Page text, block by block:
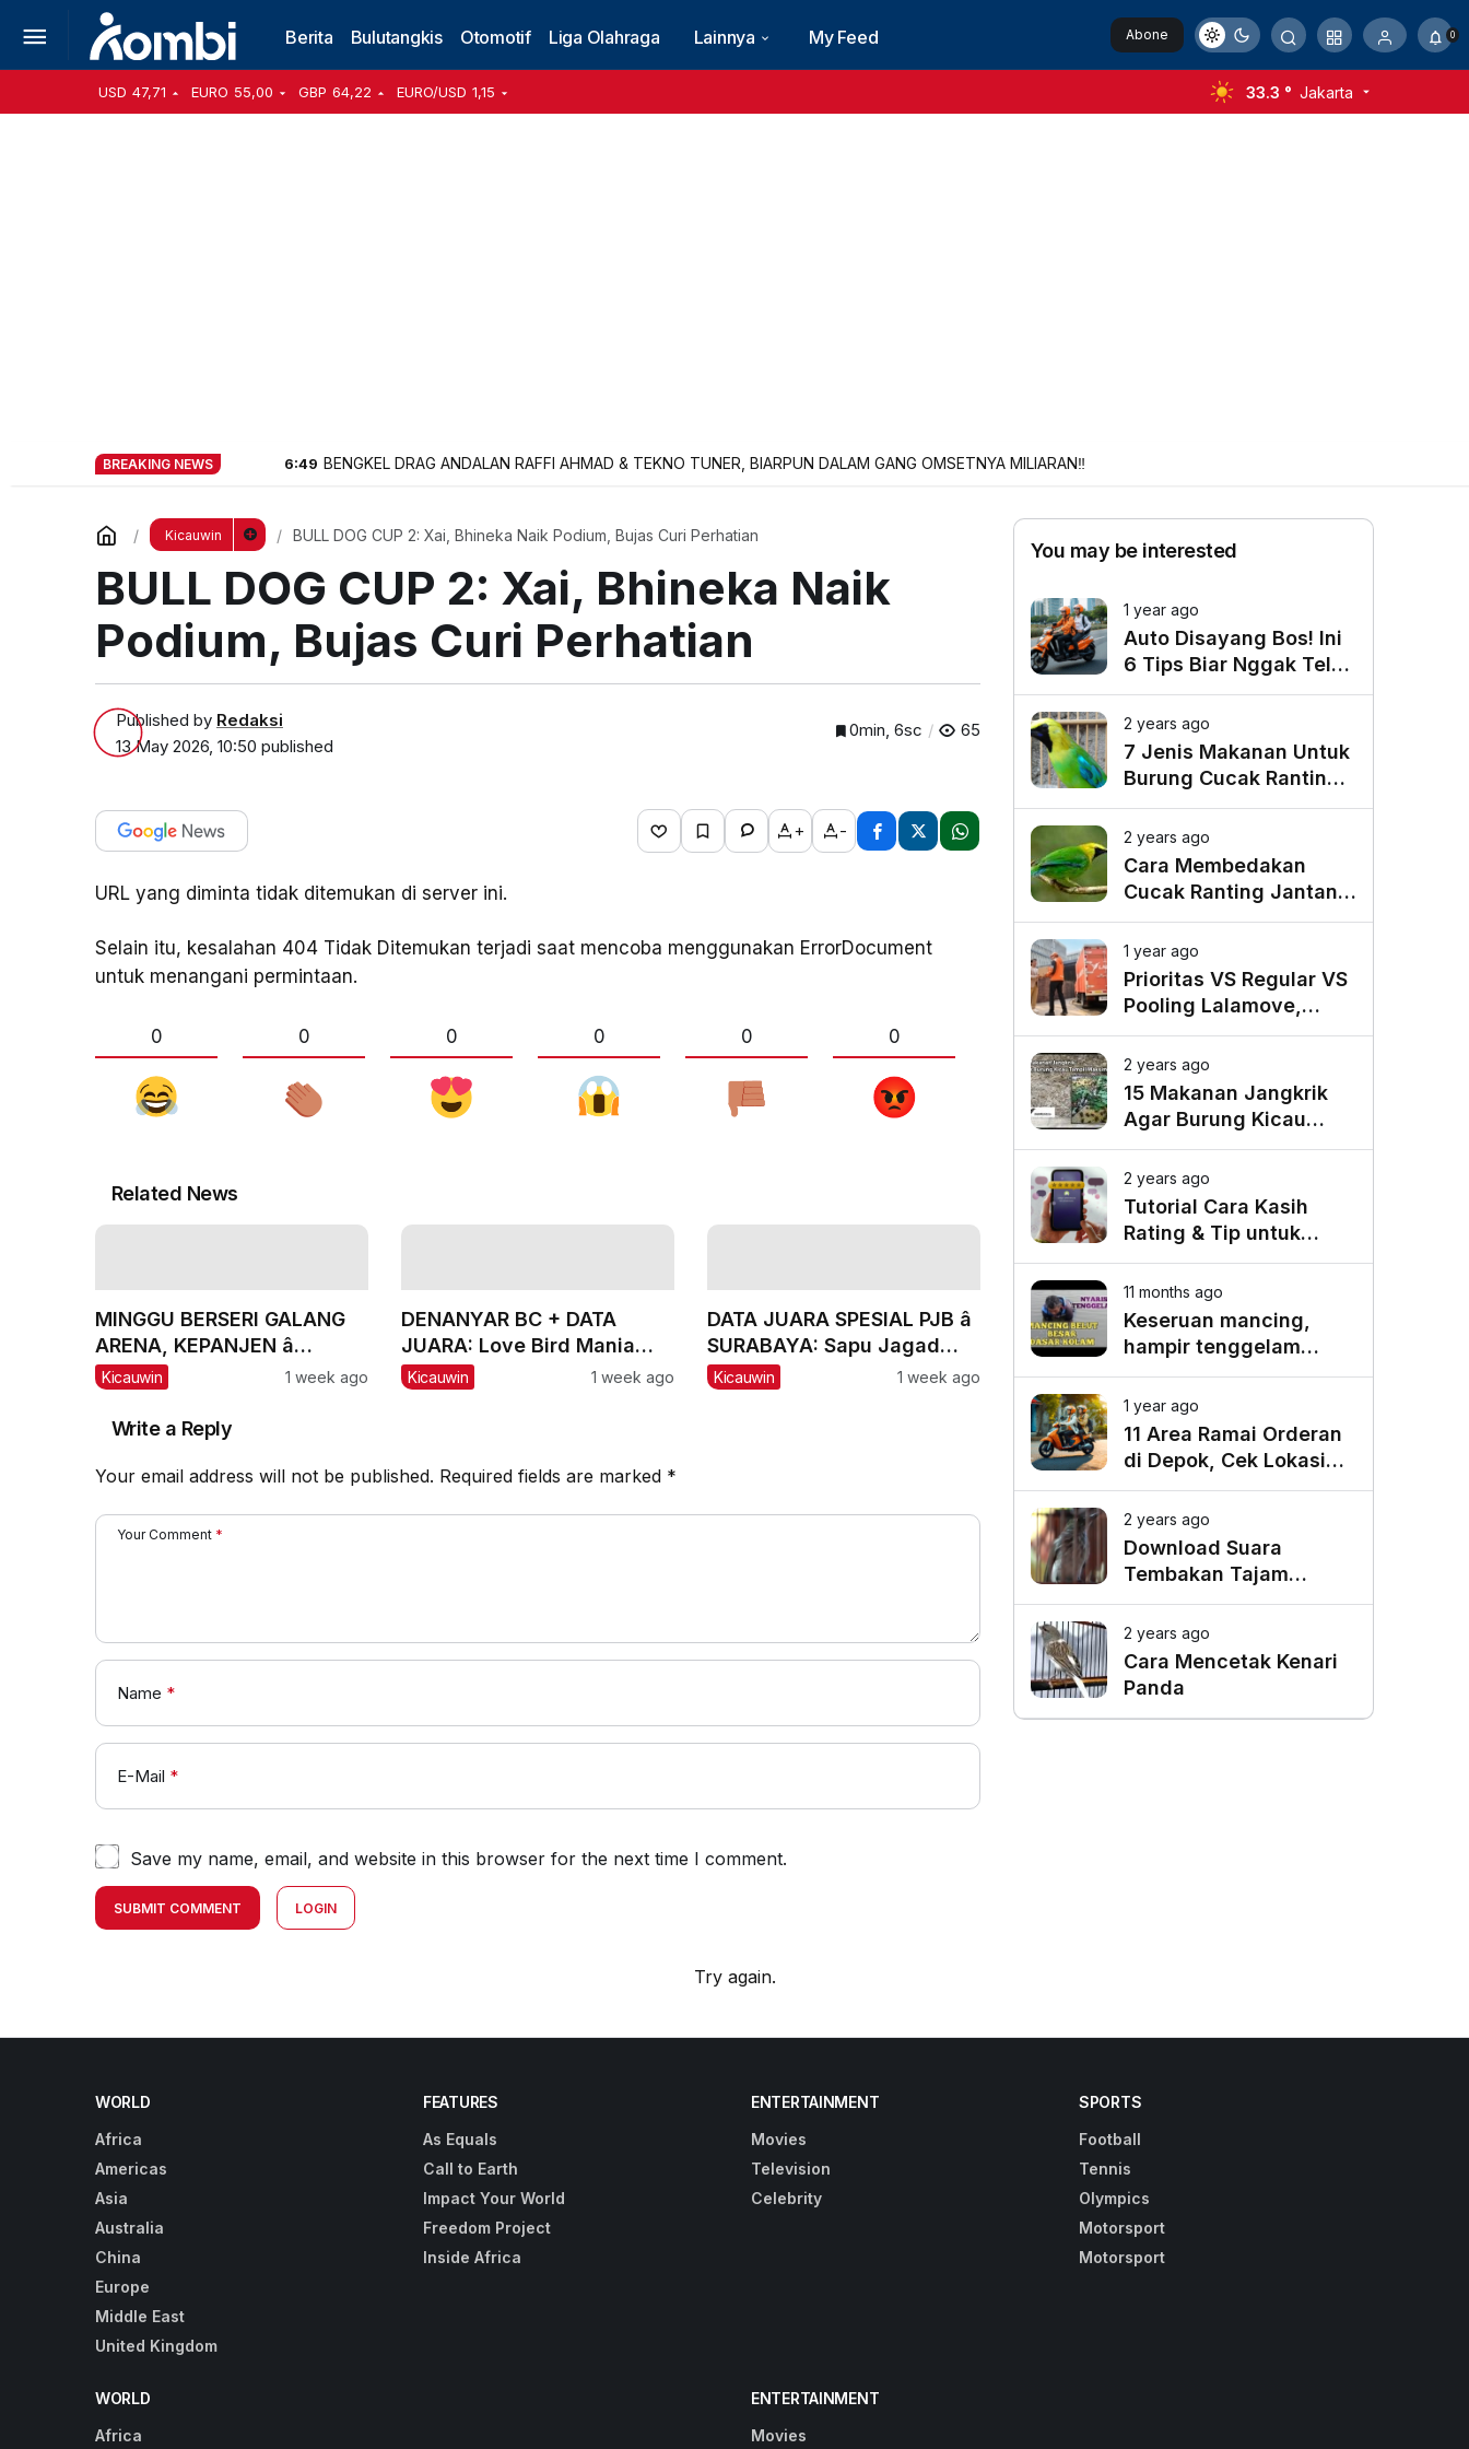
Berita Bulutangkis Otomotif Liga Olahraga Lainnya My Feed Abone
Ol
0
USD 47,71 EURO 55,00 GBP 64,22 EURO/USD 1,15 33.3 ° Jakarta
BREAKING NEWS 6:49 BENGKEL DRAG ANDALAN RAFFI AHMAD & TEKNO TUNER, BIARPUN DALAM GANG OMSETNYA MILIARAN‼️
Kicauwin BULL DOG CUP 2: Xai, Bhineka Naik Podium, Bujas Curi Perhatian
BULL DOG CUP 2: Xai, Bhineka Naik
Podium, Bujas Curi Perhatian
Published by Redaksi
13 May 2026, 10:50 published
0min, 6sc 65
+ -
URL yang diminta tidak ditemukan di server ini.
Selain itu, kesalahan 404 Tidak Ditemukan terjadi saat mencoba menggunakan ErrorDocument
untuk menangani permintaan.
0 0 0 0 0 0
Related News
MINGGU BERSERI GALANG
ARENA, KEPANJEN â
MALANG, #2: CH Lexus dan
Labubu Double Winner,
Messi Naik Peringkat
Kicauwin 1 week ago
DENANYAR BC + DATA
JUARA: Love Bird Mania
Incar Piala Mandor
Kicauwin 1 week ago
DATA JUARA SPESIAL PJB â
SURABAYA: Sapu Jagad
Nyaris Meraih Hatrik
Kicauwin 1 week ago
Write a Reply
Your email address will not be published. Required fields are marked *
Your Comment *
Name *
E-Mail *
Save my name, email, and website in this browser for the next time I comment.
SUBMIT COMMENT LOGIN
You may be interested
1 year ago
Auto Disayang Bos! Ini
6 Tips Biar Nggak Telat
Datang ke Kantor
2 years ago
7 Jenis Makanan Untuk
Burung Cucak Ranting
Agar Gacor
2 years ago
Cara Membedakan
Cucak Ranting Jantan
Dan Betina
1 year ago
Prioritas VS Regular VS
Pooling Lalamove,
Mana yang Paling
Cocok untuk Kebutuhan
Anda?
2 years ago
15 Makanan Jangkrik
Agar Burung Kicau
Tampil Maksimal
2 years ago
Tutorial Cara Kasih
Rating & Tip untuk
Driver Lalamove Ride
11 months ago
Keseruan mancing,
hampir tenggelam
gara-gara belut besar
1 year ago
11 Area Ramai Orderan
di Depok, Cek Lokasi
Favorit untuk Mangkal
Driver Online
2 years ago
Download Suara
Tembakan Tajam
Burung Siri Siri Gacor
Mp3
2 years ago
Cara Mencetak Kenari
Panda
Try again.
WORLD
Africa
Americas
Asia
Australia
China
Europe
Middle East
United Kingdom
FEATURES
As Equals
Call to Earth
Impact Your World
Freedom Project
Inside Africa
ENTERTAINMENT
Movies
Television
Celebrity
SPORTS
Football
Tennis
Olympics
Motorsport
Motorsport
WORLD
Africa
ENTERTAINMENT
Movies